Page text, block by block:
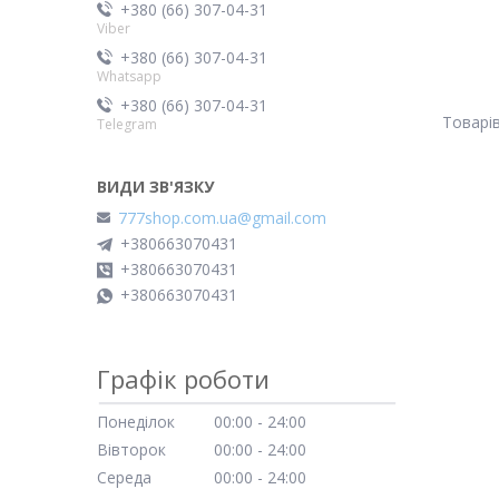
+380 (66) 307-04-31
Viber
+380 (66) 307-04-31
Whatsapp
+380 (66) 307-04-31
Telegram
777shop.com.ua@gmail.com
+380663070431
+380663070431
+380663070431
Графік роботи
Понеділок 00:00
24:00
Вівторок
00:00
24:00
Середа
00:00
24:00